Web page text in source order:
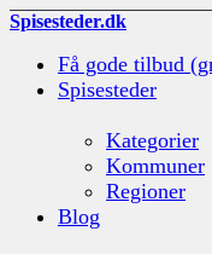
Spisesteder.dk
Få gode tilbud
Spisesteder
Kategorier
Kommuner
Regioner
Blog